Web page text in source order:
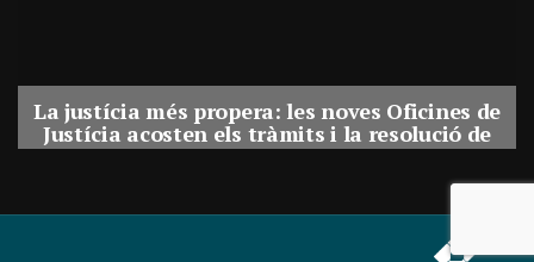
La justícia més propera: les noves Oficines de
Justícia acosten els tràmits i la resolució de
conflictes als municipis de Catalunya